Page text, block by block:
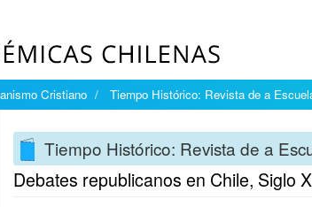
Cristiano Tiempo Histórico: Revista de a
Tiempo Histórico: Revista de a
Debates republicanos en Chile, Siglo